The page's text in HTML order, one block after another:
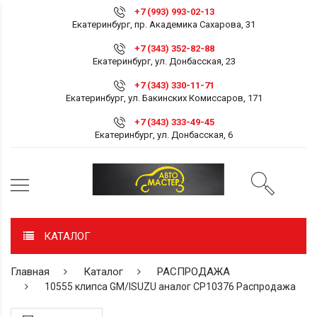
+7 (993) 993-02-13
Екатеринбург, пр. Академика Сахарова, 31
+7 (343) 352-82-88
Екатеринбург, ул. Донбасская, 23
+7 (343) 330-11-71
Екатеринбург, ул. Бакинских Комиссаров, 171
+7 (343) 333-49-45
Екатеринбург, ул. Донбасская, 6
КАТАЛОГ
Главная Каталог РАСПРОДАЖА
10555 клипса GM/ISUZU аналог СР10376 Распродажа